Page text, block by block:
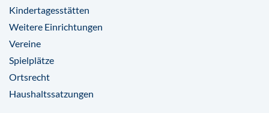
Kindertagesstätten
Weitere Einrichtungen
Vereine
Spielplätze
Ortsrecht
Haushaltssatzungen